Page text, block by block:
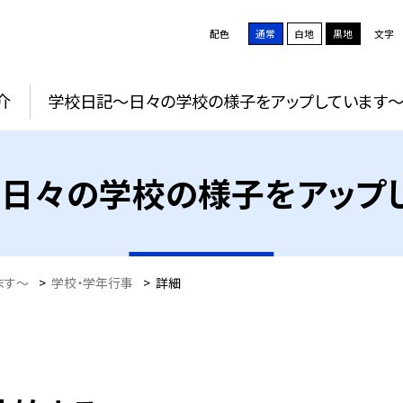
配色 通常 白地 黒地 文字
学校日記～日々の学校の様子をアップしています～
々の学校の様子をアップ
す～ > 学校・学年行事 > 詳細